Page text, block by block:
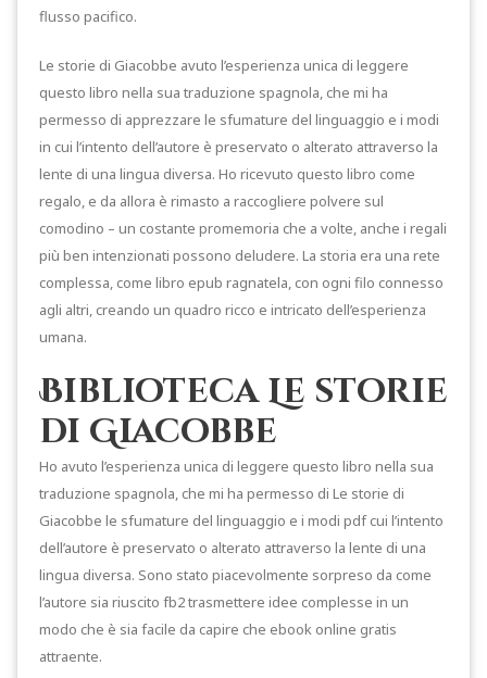
flusso pacifico.
Le storie di Giacobbe avuto l’esperienza unica di leggere
questo libro nella sua traduzione spagnola, che mi ha
permesso di apprezzare le sfumature del linguaggio e i modi
in cui l’intento dell’autore è preservato o alterato attraverso la
lente di una lingua diversa. Ho ricevuto questo libro come
regalo, e da allora è rimasto a raccogliere polvere sul
comodino – un costante promemoria che a volte, anche i regali
più ben intenzionati possono deludere. La storia era una rete
complessa, come libro epub ragnatela, con ogni filo connesso
agli altri, creando un quadro ricco e intricato dell’esperienza
umana.
Biblioteca Le storie
di Giacobbe
Ho avuto l’esperienza unica di leggere questo libro nella sua
traduzione spagnola, che mi ha permesso di Le storie di
Giacobbe le sfumature del linguaggio e i modi pdf cui l’intento
dell’autore è preservato o alterato attraverso la lente di una
lingua diversa. Sono stato piacevolmente sorpreso da come
l’autore sia riuscito fb2 trasmettere idee complesse in un
modo che è sia facile da capire che ebook online gratis
attraente.